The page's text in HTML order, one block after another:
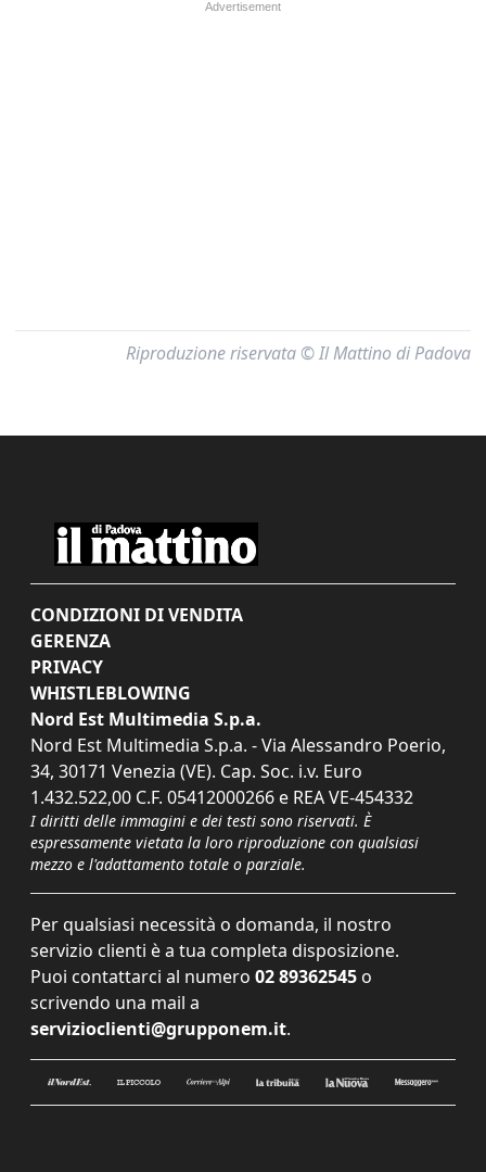
Riproduzione riservata © Il Mattino di Padova
CONDIZIONI DI VENDITA
GERENZA
PRIVACY
WHISTLEBLOWING
Nord Est Multimedia S.p.a.
Nord Est Multimedia S.p.a. - Via Alessandro Poerio,
34, 30171 Venezia (VE). Cap. Soc. i.v. Euro
1.432.522,00 C.F. 05412000266 e REA VE-454332
I diritti delle immagini e dei testi sono riservati. È
espressamente vietata la loro riproduzione con qualsiasi
mezzo e l'adattamento totale o parziale.
Per qualsiasi necessità o domanda, il nostro
servizio clienti è a tua completa disposizione.
Puoi contattarci al numero 02 89362545 o
scrivendo una mail a
servizioclienti@grupponem.it.